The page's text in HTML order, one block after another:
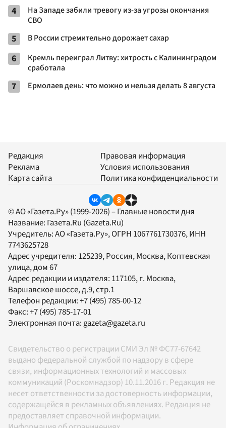
4
На Западе забили тревогу из-за угрозы окончания
СВО
5 В России стремительно дорожает сахар
6
Кремль переиграл Литву: хитрость с Калининградом
сработала
7 Ермолаев день: что можно и нельзя делать 8 августа
Редакция
Реклама
Карта сайта
Правовая информация
Условия использования
Политика конфиденциальности
© АО «Газета.Ру» (1999-2026) – Главные новости дня
Название: Газета.Ru (Gazeta.Ru)
Учредитель:АО «Газета.Ру», ОГРН 1067761730376, ИНН
7743625728
Адрес учредителя: 125239, Россия, Москва, Коптевская
улица, дом 67
Адрес редакции и издателя: 117105, г. Москва,
Варшавское шоссе, д.9, стр.1
Телефон редакции:+7 (495) 785-00-12
Факс:+7 (495) 785-17-01
Электронная почта:gazeta@gazeta.ru
Свидетельство о регистрации СМИ Эл № ФС77-67642
выдано федеральной службой по надзору в сфере
связи, информационных технологий и массовых
коммуникаций (Роскомнадзор) 10.11.2016 г. Редакция не
несет ответственности за достоверность информации,
содержащейся в рекламных объявлениях. Редакция не
предоставляет справочной информации.